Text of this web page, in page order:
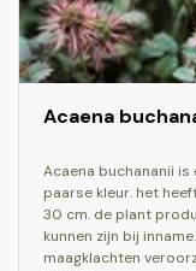
Acaena
acaena buchananii is een kruipend kruid met een grijze tot
paarse kleur. het
30 cm. de plant
kunnen zijn bij
maagklachten